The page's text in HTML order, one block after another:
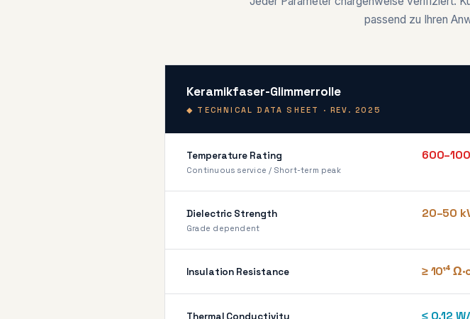
passend zu Ihren
Keramikfaser-Glimmerrolle
◆ TECHNICAL DATA SHEET · REV. 2025
Temperature Rating
Continuous service / Short-term peak
Dielectric Strength
Grade dependent
20–50
Insulation Resistance ≥ 10¹⁴
Thermal Conductivity ≤ 0.12